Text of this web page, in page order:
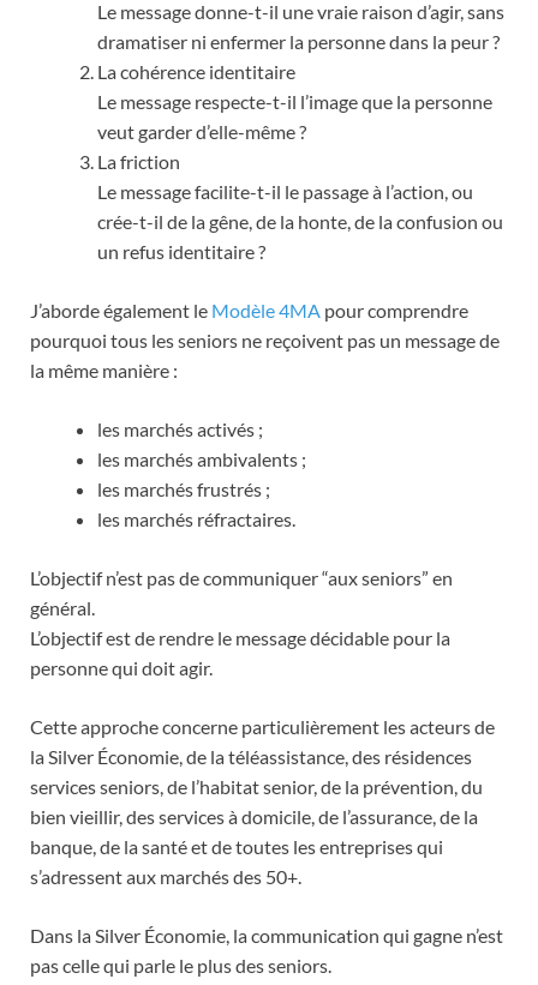
Le message donne-t-il une vraie raison d’agir, sans
dramatiser ni enfermer la personne dans la peur ?
La cohérence identitaire
Le message respecte-t-il l’image que la personne
veut garder d’elle-même ?
La friction
Le message facilite-t-il le passage à l’action, ou
crée-t-il de la gêne, de la honte, de la confusion ou
un refus identitaire ?
J’aborde également le Modèle 4MA pour comprendre
pourquoi tous les seniors ne reçoivent pas un message de
la même manière :
les marchés activés ;
les marchés ambivalents ;
les marchés frustrés ;
les marchés réfractaires.
L’objectif n’est pas de communiquer “aux seniors” en
général.
L’objectif est de rendre le message décidable pour la
personne qui doit agir.
Cette approche concerne particulièrement les acteurs de
la Silver Économie, de la téléassistance, des résidences
services seniors, de l’habitat senior, de la prévention, du
bien vieillir, des services à domicile, de l’assurance, de la
banque, de la santé et de toutes les entreprises qui
s’adressent aux marchés des 50+.
Dans la Silver Économie, la communication qui gagne n’est
pas celle qui parle le plus des seniors.